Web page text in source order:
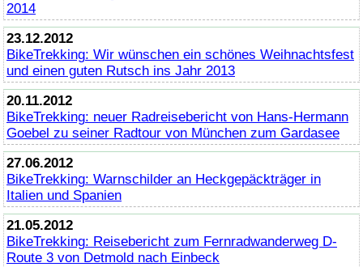
2014
23.12.2012
BikeTrekking: Wir wünschen ein schönes Weihnachtsfest
und einen guten Rutsch ins Jahr 2013
20.11.2012
BikeTrekking: neuer Radreisebericht von Hans-Hermann
Goebel zu seiner Radtour von München zum Gardasee
27.06.2012
BikeTrekking: Warnschilder an Heckgepäckträger in
Italien und Spanien
21.05.2012
BikeTrekking: Reisebericht zum Fernradwanderweg D-
Route 3 von Detmold nach Einbeck